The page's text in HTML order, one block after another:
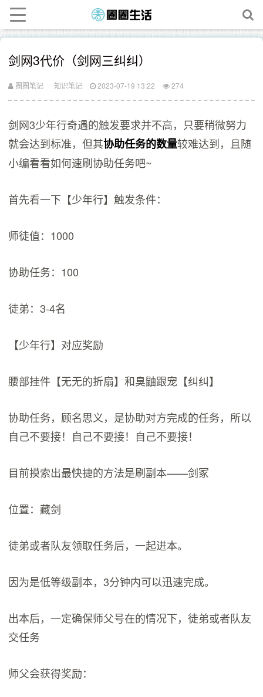
剑网3代价（剑网三纠纠）
圈圈笔记 知识笔记 2023-07-19 13:22 274
剑网3少年行奇遇的触发要求并不高，只要稍微努力
就会达到标准，但其协助任务的数量较难达到，且随
小编看看如何速刷协助任务吧~
首先看一下【少年行】触发条件：
师徒值：1000
协助任务：100
徒弟：3-4名
【少年行】对应奖励
腰部挂件【无无的折扇】和臭鼬跟宠【纠纠】
协助任务，顾名思义，是协助对方完成的任务，所以
自己不要接！自己不要接！自己不要接！
目前摸索出最快捷的方法是刷副本——剑冢
位置：藏剑
徒弟或者队友领取任务后，一起进本。
因为是低等级副本，3分钟内可以迅速完成。
出本后，一定确保师父号在的情况下，徒弟或者队友
交任务
师父会获得奖励：